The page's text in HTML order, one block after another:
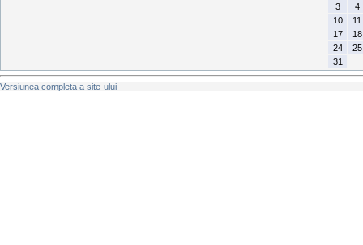
3
4
10
11
17
18
24
25
31
Versiunea completa a site-ului